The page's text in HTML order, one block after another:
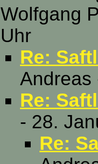
Wolfgang
Uhr
Re:
Andreas
Re:
- 28.
Re: